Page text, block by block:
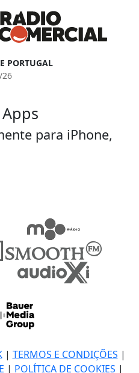
PORTUGAL
26
para iPhone,
| TERMOS E CONDIÇÕES |
| POLÍTICA DE COOKIES |